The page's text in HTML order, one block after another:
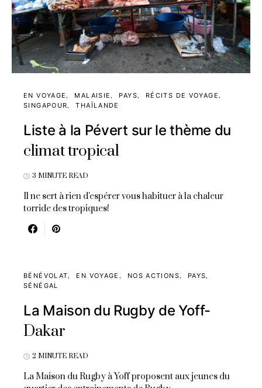
EN VOYAGE MALAISIE PAYS
RÉCITS DE VOYAGE
SINGAPOUR
THAÏLANDE
Liste à la Pévert sur le thème du
climat tropical
3 MINUTE READ
Il ne sert à rien d'espérer vous habituer à la chaleur
torride des tropiques!
BÉNÉVOLAT EN VOYAGE NOS ACTIONS
PAYS
SÉNÉGAL
La Maison du Rugby de Yoff-
Dakar
2 MINUTE READ
La Maison du Rugby à Yoff proposent aux jeunes du